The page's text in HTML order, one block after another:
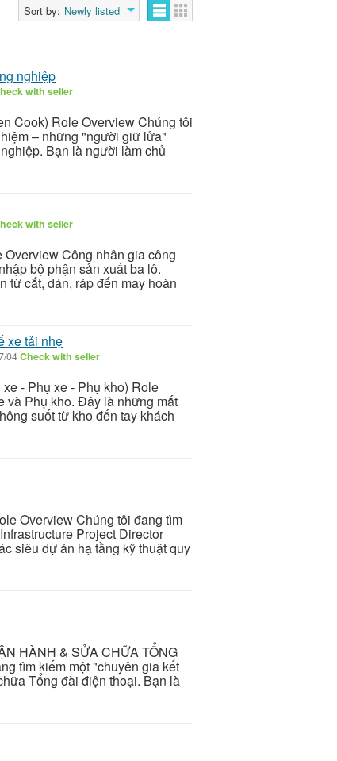
Sort by: Newly listed
nghiệp
with seller
Cook) Role Overview Chúng tôi
– những "người giữ lửa"
Bạn là người làm chủ
with seller
Công nhân gia công
bộ phận sản xuất ba lô.
từ cắt, dán, ráp đến may hoàn
xe tải nhẹ
04Check with seller
- Phụ xe - Phụ kho) Role
và Phụ kho. Đây là những mắt
suốt từ kho đến tay khách
Overview Chúng tôi đang tìm
Project Director
siêu dự án hạ tầng kỹ thuật quy
HÀNH & SỬA CHỮA TỔNG
tìm kiếm một "chuyên gia kết
Tổng đài điện thoại. Bạn là